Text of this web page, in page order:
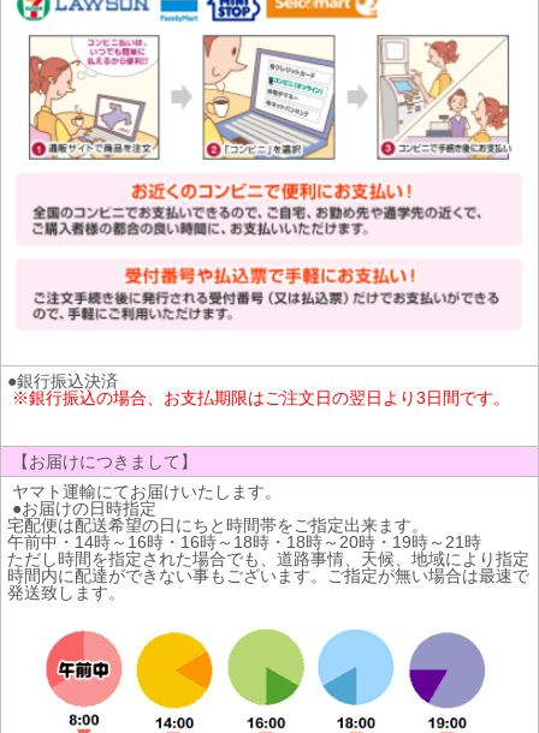
●銀行振込決済
※銀行振込の場合、お支払期限はご注文日の翌日より3日間です。
【お届けにつきまして】
ヤマト運輸にてお届けいたします。
●お届けの日時指定
宅配便は配送希望の日にちと時間帯をご指定出来ます。
午前中・14時～16時・16時～18時・18時～20時・19時～21時
ただし時間を指定された場合でも、道路事情、天候、地域により指定
時間内に配達ができない事もございます。ご指定が無い場合は最速で
発送致します。